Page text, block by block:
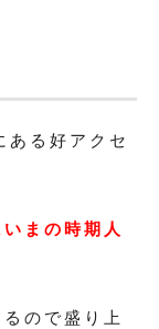
る好アクセ
まの時期人
ので盛り上